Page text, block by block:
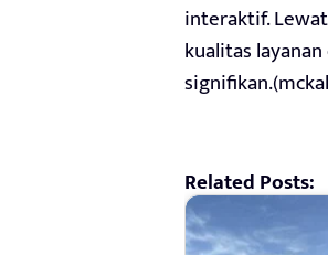
interaktif.
kualitas
Related Posts: